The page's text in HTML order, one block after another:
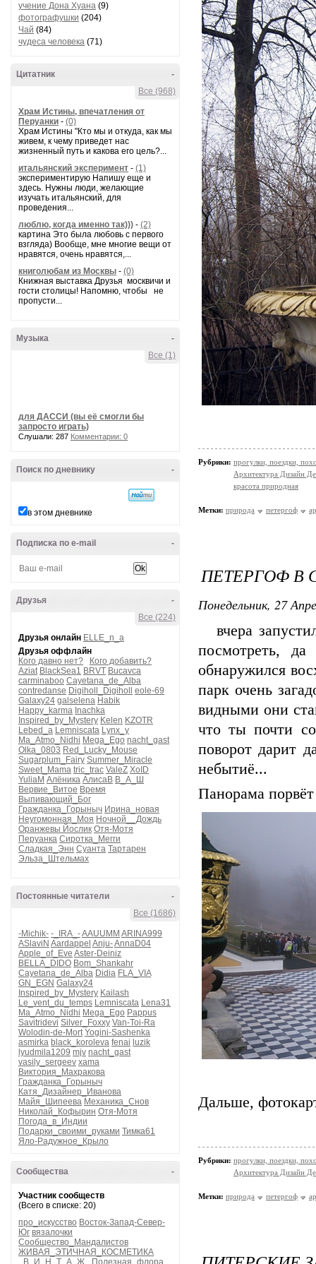
учение Дона Хуана (9)
фотографушки (204)
Чай (84)
чудеса человека (71)
-
Цитатник
Все (968)
Храм Истины, впечатления от
Перуанки - (0)
Храм Истины "Кто мы и откуда, как мы
живем, к чему приведет нас
жизненный путь и какова его цель?...
итальянский эксперимент - (1)
экспериментирую Напишу еще и
здесь. Нужны люди, желающие
изучать итальянский, для
проведения...
люблю, когда именно так))) - (2)
картина Это была любовь с первого
взгляда) Вообще, мне многие вещи от
нравятся, очень нравятся,...
книголюбам из Москвы - (0)
Книжная выставка Друзья москвичи и
гости столицы! Напомню, чтобы не
пропусти...
-
Музыка
Все (1)
для ДАССИ (вы её смогли бы
запросто играть)
Слушали: 287 Комментарии: 0
-
Поиск по дневнику
в этом дневнике
-
Подписка по e-mail
-
Друзья
Все (224)
Друзья онлайн ELLE_n_a
Друзья оффлайн
Кого давно нет?
Кого добавить?
Aziat BlackSea1 BRVT Bucavca
carminaboo Cayetana_de_Alba
contredanse Digiholl_Digiholl
eole-69
Galaxy24 galselena Habik
Happy_karma Inachka
Inspired_by_Mystery Kelen KZOTR
Lebed_a Lemniscata Lynx_y
Ma_Atmo_Nidhi Mega_Ego nacht_gast
Olka_0803 Red_Lucky_Mouse
Sugarplum_Fairy Summer_Miracle
Sweet_Mama tric_trac ValeZ XoID
YuliaM Алёника АлисаВ В_А_Ш
Вервие_Витое Время
Выпивающий_Бог
Гражданка_Горыныч Ирина_новая
Неугомонная_Моя Ночной__Дождь
Оранжевы Йослик Отя-Мотя
Перуанка Сиротка_Мегги
Сладкая_Энн Суанта Тартарен
Эльза_Штельмах
-
Постоянные читатели
Все (1686)
-Michik- -_IRA_-AAUUMM ARINA999
ASlaviN Aardappel Anju-AnnaD04
Apple_of_Eve Aster-Deiniz
BELLA_DIDO Bom_Shankahr
Cayetana_de_Alba Didia FLA_VIA
GN_EGN Galaxy24
Inspired_by_Mystery Kailash
Le_vent_du_temps Lemniscata Lena31
Ma_Atmo_Nidhi Mega_Ego Pappus
Savitridevi Silver_Foxxy Van-Toi-Ra
Wolodin-de-Mort Yogini-Sashenka
asmirka black_koroleva fenai luzik
lyudmila1209 mjv nacht_gast
vasily_sergeev xama
Виктория_Махракова
Гражданка_Горыныч
Катя_Дизайнер_Иванова
Майя_Шипеева Механика_Снов
Николай_Кофырин Отя-Мотя
Погода_в_Индии
Подарки_своими_руками Тимка61
Яло-Радужное_Крыло
-
Сообщества
Участник сообществ
(Всего в списке: 20)
про_искусство Восток-Запад-Север-
Юг вязалочки
Сообщество_Мандалистов
ЖИВАЯ_ЭТИЧНАЯ_КОСМЕТИКА
_В_И_Н_Т_А_Ж_
Полезная_флора
Рубрики: прогулки, поездки,
Архитектура Дизайн
красота природная
Метки: природа петергоф
ПЕТЕРГОФ В
Понедельник, 27
вчера
посмотреть,
обнаружился
парк очень
видными они
что ты почти
поворот дарит
небытиё...
Панорама
Дальше,
Рубрики: прогулки, поездки,
Архитектура Дизайн
Метки: природа петергоф